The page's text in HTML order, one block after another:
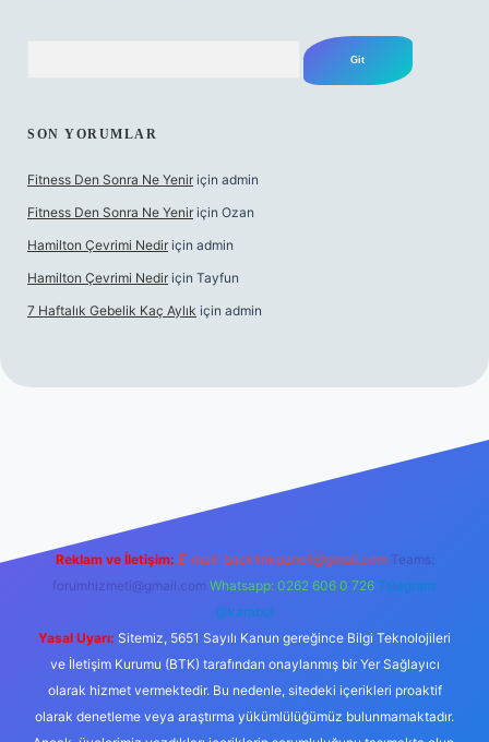
SON YORUMLAR
Fitness Den Sonra Ne Yenir için admin
Fitness Den Sonra Ne Yenir için Ozan
Hamilton Çevrimi Nedir için admin
Hamilton Çevrimi Nedir için Tayfun
7 Haftalık Gebelik Kaç Aylık için admin
Reklam ve İletişim: E-mail: backlinkpaneli@gmail.com Teams:
forumhizmeti@gmail.com Whatsapp: 0262 606 0 726 Telegram:
@karabul
Yasal Uyarı: Sitemiz, 5651 Sayılı Kanun gereğince Bilgi Teknolojileri
ve İletişim Kurumu (BTK) tarafından onaylanmış bir Yer Sağlayıcı
olarak hizmet vermektedir. Bu nedenle, sitedeki içerikleri proaktif
olarak denetleme veya araştırma yükümlülüğümüz bulunmamaktadır.